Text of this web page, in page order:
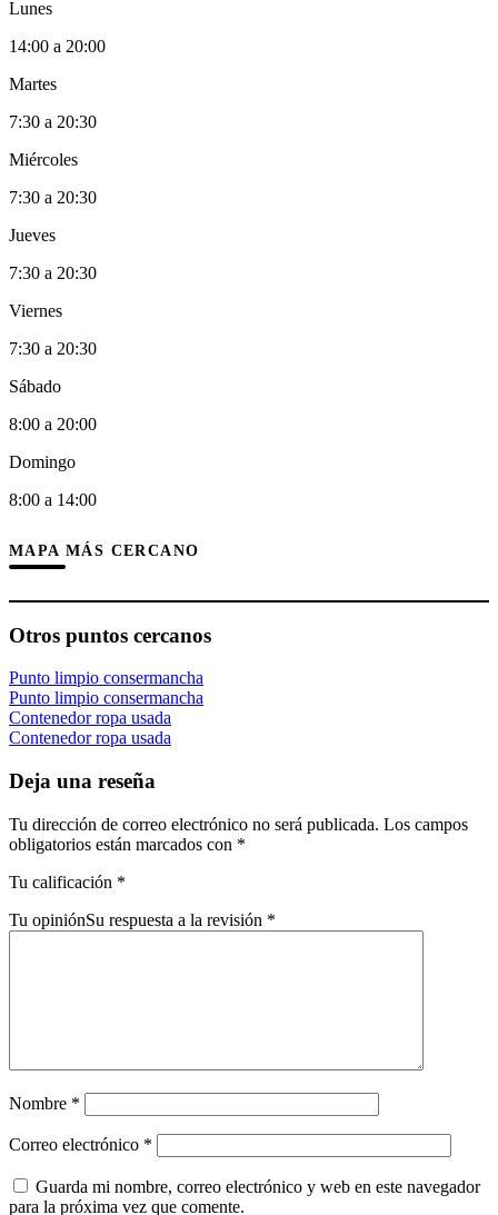
Lunes
14:00 a 20:00
Martes
7:30 a 20:30
Miércoles
7:30 a 20:30
Jueves
7:30 a 20:30
Viernes
7:30 a 20:30
Sábado
8:00 a 20:00
Domingo
8:00 a 14:00
MAPA MÁS CERCANO
Otros puntos cercanos
Punto limpio consermancha
Punto limpio consermancha
Contenedor ropa usada
Contenedor ropa usada
Deja una reseña
Tu dirección de correo electrónico no será publicada. Los campos
obligatorios están marcados con *
Tu calificación *
Tu opiniónSu respuesta a la revisión *
Nombre *
Correo electrónico *
Guarda mi nombre, correo electrónico y web en este navegador
para la próxima vez que comente.